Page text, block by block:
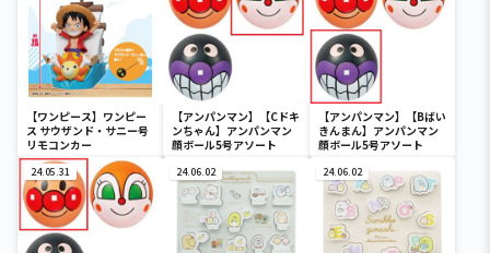
【ワンピース】ワンピー
ス サウザンド・サニー号
リモコンカー
【アンパンマン】【Cドキ
ンちゃん】アンパンマン
顔ボール5号アソート
【アンパンマン】【Bばい
きんまん】アンパンマン
顔ボール5号アソート
24.05.31 24.06.02 24.06.02